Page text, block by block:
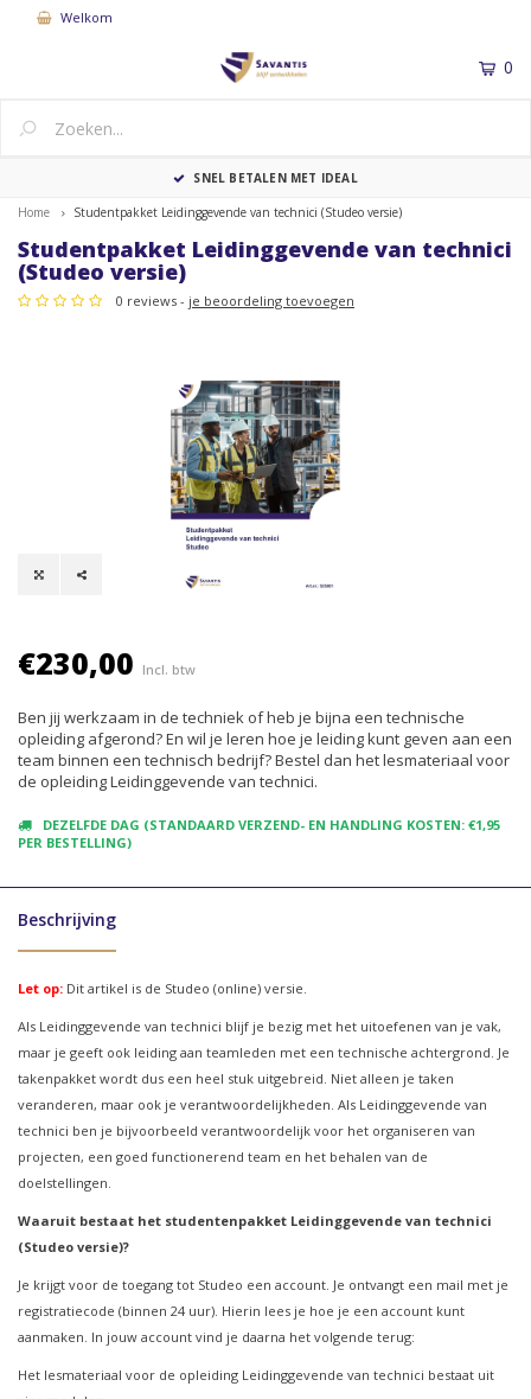
Welkom
0
SNEL BETALEN MET IDEAL
Home Studentpakket Leidinggevende van technici (Studeo versie)
Studentpakket Leidinggevende van technici
(Studeo versie)
0 reviews - je beoordeling toevoegen
€230,00 Incl. btw
Ben jij werkzaam in de techniek of heb je bijna een technische
opleiding afgerond? En wil je leren hoe je leiding kunt geven aan een
team binnen een technisch bedrijf? Bestel dan het lesmateriaal voor
de opleiding Leidinggevende van technici.
DEZELFDE DAG (STANDAARD VERZEND- EN HANDLING KOSTEN: €1,95
PER BESTELLING)
Beschrijving
Let op: Dit artikel is de Studeo (online) versie.
Als Leidinggevende van technici blijf je bezig met het uitoefenen van je vak,
maar je geeft ook leiding aan teamleden met een technische achtergrond. Je
takenpakket wordt dus een heel stuk uitgebreid. Niet alleen je taken
veranderen, maar ook je verantwoordelijkheden. Als Leidinggevende van
technici ben je bijvoorbeeld verantwoordelijk voor het organiseren van
projecten, een goed functionerend team en het behalen van de
doelstellingen.
Waaruit bestaat het studentenpakket Leidinggevende van technici
(Studeo versie)?
Je krijgt voor de toegang tot Studeo een account. Je ontvangt een mail met je
registratiecode (binnen 24 uur). Hierin lees je hoe je een account kunt
aanmaken. In jouw account vind je daarna het volgende terug:
Het lesmateriaal voor de opleiding Leidinggevende van technici bestaat uit